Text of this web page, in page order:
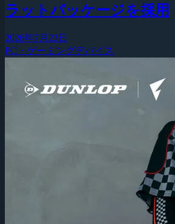
ラットパッケージを採用
2026年7月23日
PC・ゲーミングデバイス